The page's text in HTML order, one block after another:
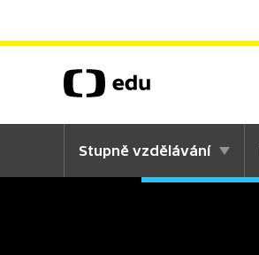
Stupně vzdělávání